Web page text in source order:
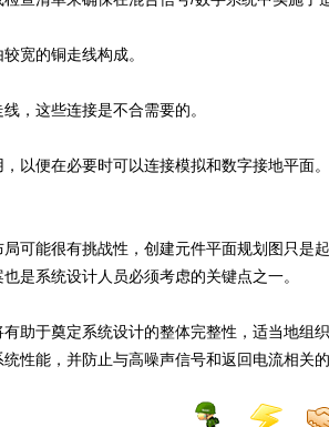
宽的铜走线构成。
，这些连接是不合需要的。
以便在必要时可以连接模拟和数字接地平面。
可能很有挑战性，创建元件平面规划图只
是系统设计人员必须考虑的关键点之一。
助于奠定系统设计的整体完整性，适当地组
性能，并防止与高噪声信号和返回电流相关